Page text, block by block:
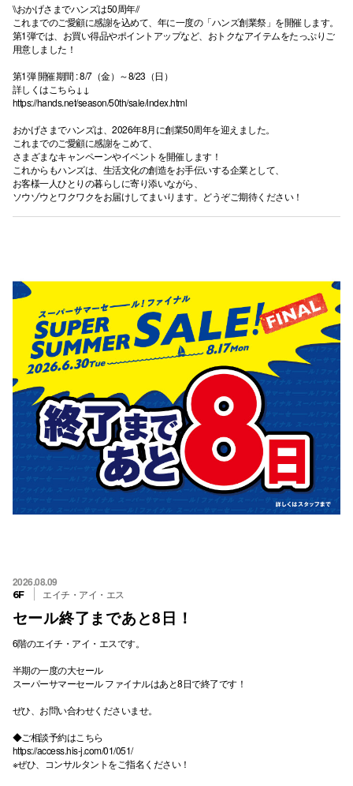
\\おかげさまでハンズは50周年//
これまでのご愛顧に感謝を込めて、年に一度の「ハンズ創業祭」を開催します。
第1弾では、お買い得品やポイントアップなど、おトクなアイテムをたっぷりご
用意しました！
第1弾 開催期間 : 8/7（金）～8/23（日）
詳しくはこちら↓↓
https://hands.net/season/50th/sale/index.html
おかげさまでハンズは、2026年8月に創業50周年を迎えました。
これまでのご愛顧に感謝をこめて、
さまざまなキャンペーンやイベントを開催します！
これからもハンズは、生活文化の創造をお手伝いする企業として、
お客様一人ひとりの暮らしに寄り添いながら、
ソウゾウとワクワクをお届けしてまいります。どうぞご期待ください！
2026.08.09
6F エイチ・アイ・エス
セール終了まであと8日！
6階のエイチ・アイ・エスです。
半期の一度の大セール
スーパーサマーセール ファイナルはあと8日で終了です！
ぜひ、お問い合わせくださいませ。
◆ご相談予約はこちら
https://access.his-j.com/01/051/
※ぜひ、コンサルタントをご指名ください！